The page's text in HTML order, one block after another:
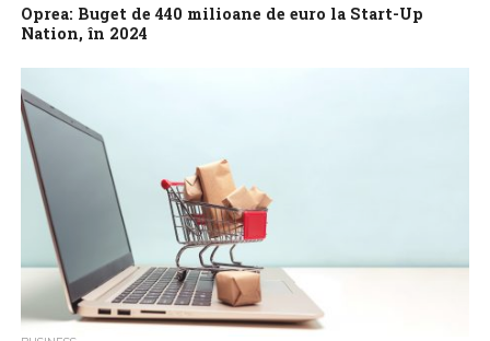
Oprea: Buget de 440 milioane de euro la Start-Up
Nation, în 2024